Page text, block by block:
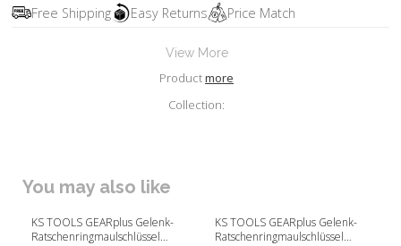
Free Shipping
Easy Returns Price Match
View More
Productmore
Collection:
You may also like
KS TOOLS GEARplus Gelenk-
Ratschenringmaulschlüssel
KS TOOLS GEARplus Gelenk-
Ratschenringmaulschlüssel